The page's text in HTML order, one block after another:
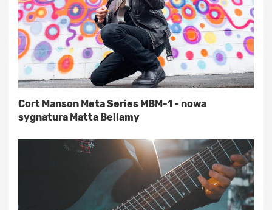
Cort Manson Meta Series MBM-1 - nowa
sygnatura Matta Bellamy